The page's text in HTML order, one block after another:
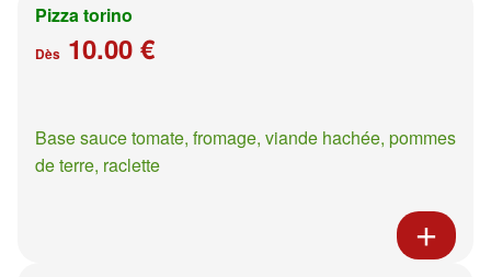
Pizza torino
Dès 10.00 €
Base sauce tomate, fromage, viande hachée, pommes
de terre, raclette